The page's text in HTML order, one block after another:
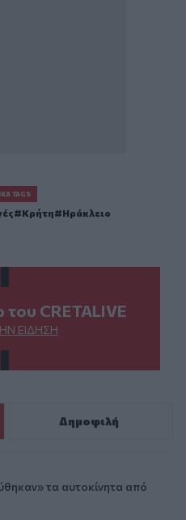
TAGS
Κρήτη Ηράκλειο
του CRETALIVE
ΕΊΔΗΣΗ
Δημοφιλή
τα αυτοκίνητα από